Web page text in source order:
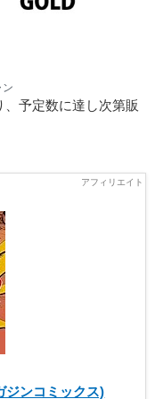
ン
予定数に達し次第販
ンコミックス)